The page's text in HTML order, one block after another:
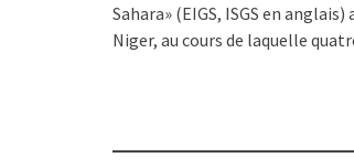
Sahara» (EIGS, ISGS en
Niger, au cours de laquelle